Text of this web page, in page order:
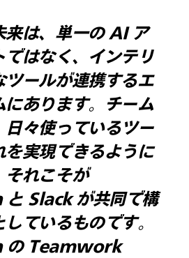
来は、単一の AI ア
ではなく、インテリ
ツールが連携するエ
にあります。チーム
日々使っているツー
を実現できるように
それこそが
Slack が共同で構
ているものです。
の Teamwork